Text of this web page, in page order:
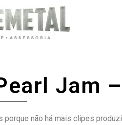
Jam
não há mais clipes